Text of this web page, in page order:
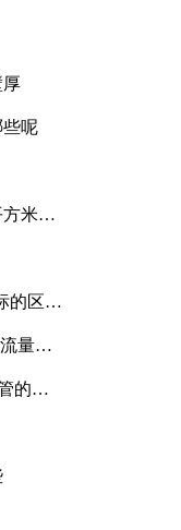
厚
呢
米能
的区别
量解
的合